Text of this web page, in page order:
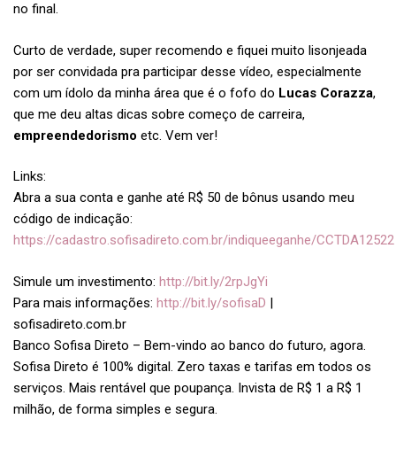
no final.
Curto de verdade, super recomendo e fiquei muito lisonjeada
por ser convidada pra participar desse vídeo, especialmente
com um ídolo da minha área que é o fofo do Lucas Corazza,
que me deu altas dicas sobre começo de carreira,
empreendedorismo etc. Vem ver!
Links:
Abra a sua conta e ganhe até R$ 50 de bônus usando meu
código de indicação:
https://cadastro.sofisadireto.com.br/indiqueeganhe/CCTDA12522
Simule um investimento: http://bit.ly/2rpJgYi
Para mais informações: http://bit.ly/sofisaD |
sofisadireto.com.br
Banco Sofisa Direto – Bem-vindo ao banco do futuro, agora.
Sofisa Direto é 100% digital. Zero taxas e tarifas em todos os
serviços. Mais rentável que poupança. Invista de R$ 1 a R$ 1
milhão, de forma simples e segura.